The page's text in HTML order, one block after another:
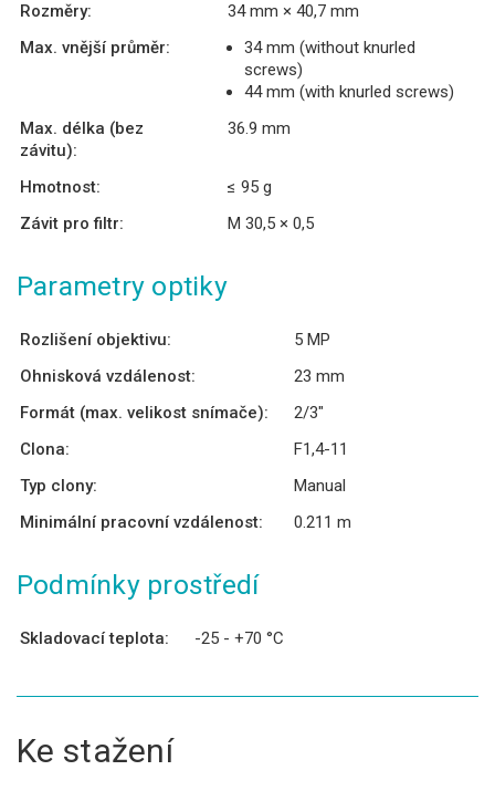
Rozměry:
34 mm × 40,7 mm
Max. vnější průměr:
34 mm (without knurled
screws)
44 mm (with knurled screws)
Max. délka (bez
závitu):
36.9 mm
Hmotnost:
≤ 95 g
Závit pro filtr:
M 30,5 × 0,5
Parametry optiky
Rozlišení objektivu:
5 MP
Ohnisková vzdálenost:
23 mm
Formát (max. velikost snímače):
2/3″
Clona:
F1,4-11
Typ clony:
Manual
Minimální pracovní vzdálenost:
0.211 m
Podmínky prostředí
Skladovací teplota: -25 - +70 °C
Ke stažení